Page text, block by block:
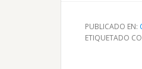
PUBLICADO EN:
ETIQUETADO